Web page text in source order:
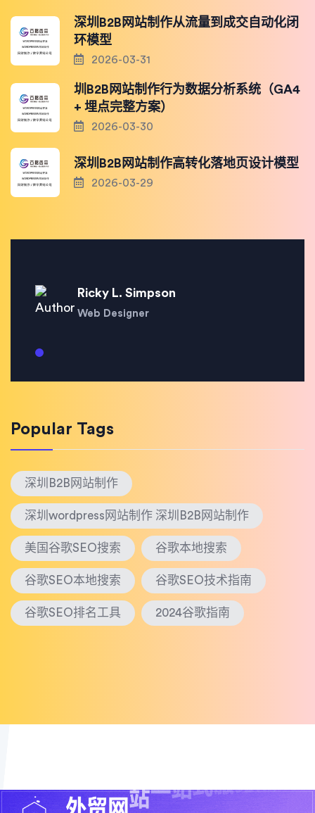
深圳B2B网站制作从流量到成交自动化闭
环模型
2026-03-31
圳B2B网站制作行为数据分析系统（GA4
+ 埋点完整方案）
2026-03-30
深圳B2B网站制作高转化落地页设计模型
2026-03-29
Ricky L. Simpson
Web Designer
Popular Tags
深圳B2B网站制作
深圳wordpress网站制作 深圳B2B网站制作
美国谷歌SEO搜索 谷歌本地搜索
谷歌SEO本地搜索 谷歌SEO技术指南
谷歌SEO排名工具 2024谷歌指南